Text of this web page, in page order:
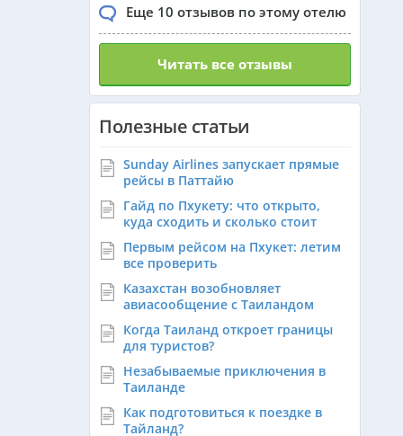
Еще 10 отзывов по этому отелю
Читать все отзывы
Полезные статьи
Sunday Airlines запускает прямые
рейсы в Паттайю
Гайд по Пхукету: что открыто,
куда сходить и сколько стоит
Первым рейсом на Пхукет: летим
все проверить
Казахстан возобновляет
авиасообщение с Таиландом
Когда Таиланд откроет границы
для туристов?
Незабываемые приключения в
Таиланде
Как подготовиться к поездке в
Тайланд?